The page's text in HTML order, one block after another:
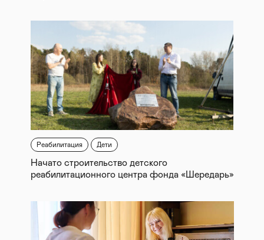
Реабилитация Дети
Начато строительство детского
реабилитационного центра фонда «Шередарь»